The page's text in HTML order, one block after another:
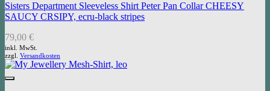
Sisters Department Sleeveless Shirt Peter Pan Collar CHEESY
SAUCY CRSIPY, ecru-black stripes
79,00 €
inkl. MwSt.
zzgl. Versandkosten